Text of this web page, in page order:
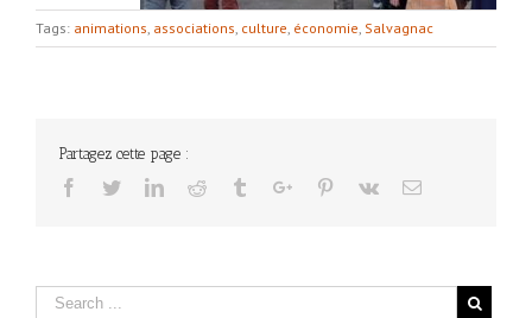
Tags: animations, associations, culture, économie, Salvagnac
Partagez cette page :
Facebook
TwitterLinkedinReddit TumblrGoogle+Pinterest
Vk Email